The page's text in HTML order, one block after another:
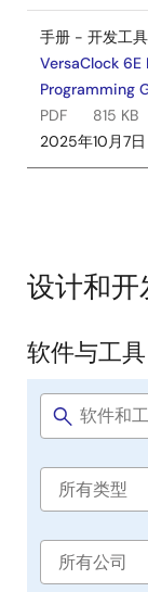
手册 - 开发工具
VersaClock
Programming
PDF
815 KB
2025年10月7日
设计和开
软
件
与
工
软件与工具
Software
Software